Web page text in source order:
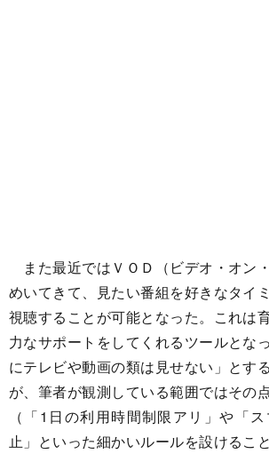
また最近ではＶＯＤ（ビデオ・オン
めいてきて、見たい番組を好きなタイ
視聴することが可能となった。これは
力なサポートをしてくれるツールとな
にテレビや動画の類は見せない」とす
が、筆者が観測している範囲ではその
（「1日の利用時間制限アリ」や「
止」といった細かいルールを設けるこ